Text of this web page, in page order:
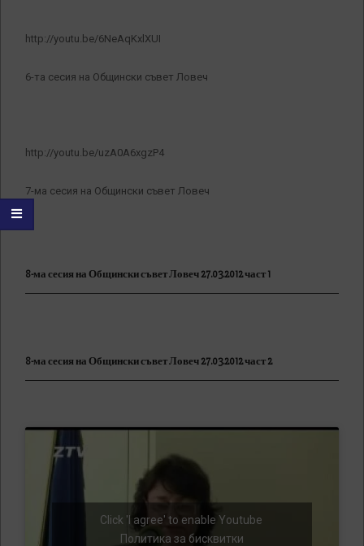
http://youtu.be/6NeAqKxlXUI
6-та сесия на Общински съвет Ловеч
http://youtu.be/uzA0A6xgzP4
7-ма сесия на Общински съвет Ловеч
8-ма сесия на Общински съвет Ловеч 27.03.2012 част 1
8-ма сесия на Общински съвет Ловеч 27.03.2012 част 2
Click 'I agree' to enable Youtube
Политика за бисквитки